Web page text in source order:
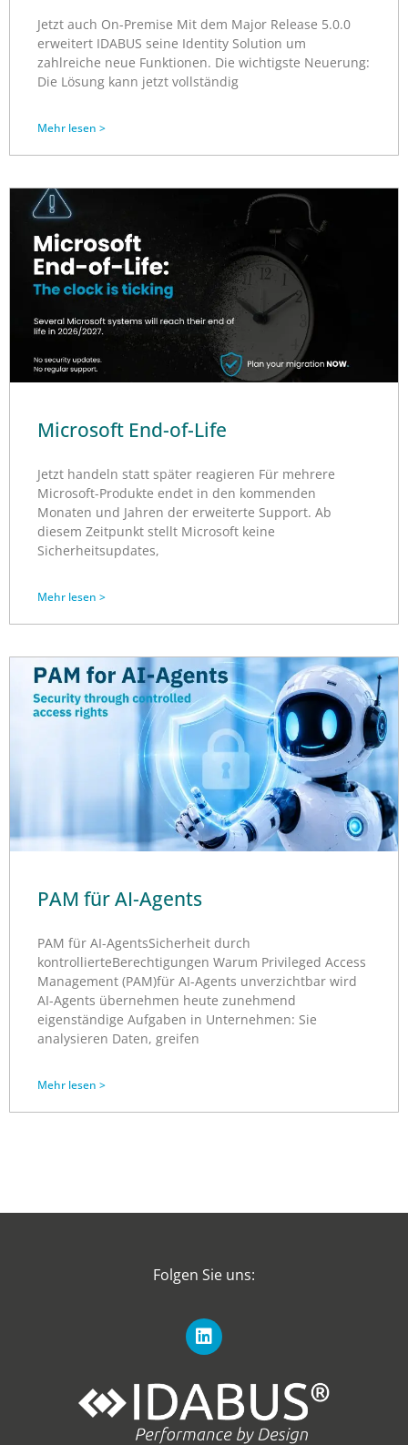
Jetzt auch On-Premise Mit dem Major Release 5.0.0
erweitert IDABUS seine Identity Solution um
zahlreiche neue Funktionen. Die wichtigste Neuerung:
Die Lösung kann jetzt vollständig
Mehr lesen >
Microsoft End-of-Life
Jetzt handeln statt später reagieren Für mehrere
Microsoft-Produkte endet in den kommenden
Monaten und Jahren der erweiterte Support. Ab
diesem Zeitpunkt stellt Microsoft keine
Sicherheitsupdates,
Mehr lesen >
PAM für AI-Agents
PAM für AI-AgentsSicherheit durch
kontrollierteBerechtigungen Warum Privileged Access
Management (PAM)für AI-Agents unverzichtbar wird
AI-Agents übernehmen heute zunehmend
eigenständige Aufgaben in Unternehmen: Sie
analysieren Daten, greifen
Mehr lesen >
Folgen Sie uns: